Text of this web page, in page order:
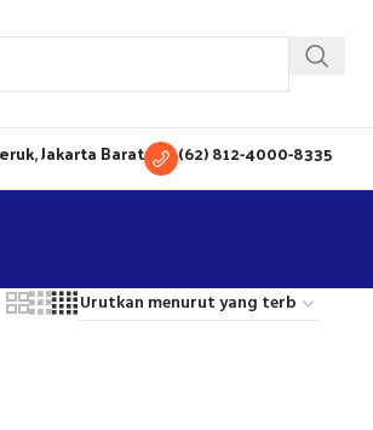
Jakarta Barat (62) 812-4000-8335